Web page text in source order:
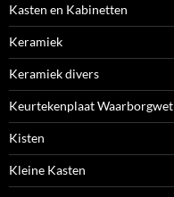
Kasten en Kabinetten
Keramiek
Keramiek divers
Keurtekenplaat Waarborgwet
Kisten
Kleine Kasten